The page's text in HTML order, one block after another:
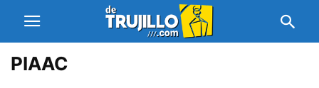
PIAAC